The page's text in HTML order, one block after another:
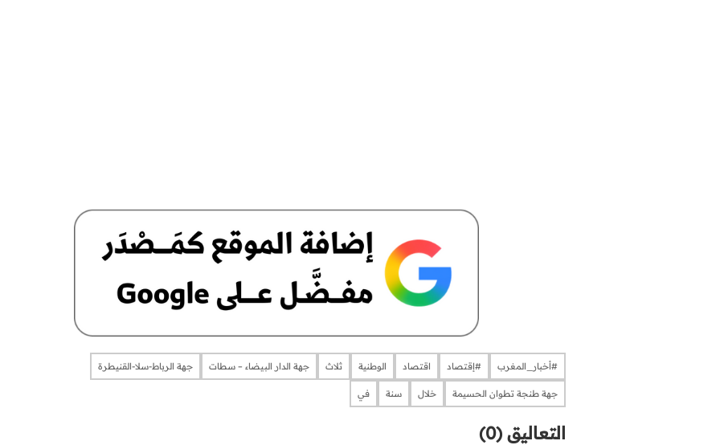
#أخبار_المغرب​​​​​​​​ #إقتصاد اقتصاد الوطنية ثلاث جهة الدار البيضاء – سطات جهة الرباط-سلا-القنيطرة
جهة طنجة تطوان الحسيمة خلال سنة في
التعاليق (0)